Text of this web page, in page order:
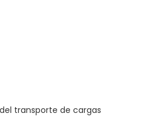
transporte de cargas